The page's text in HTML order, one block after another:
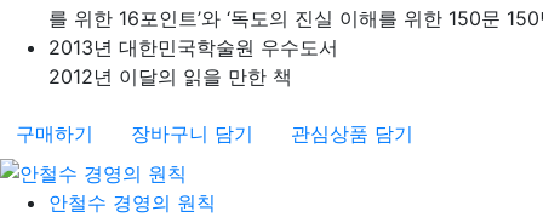
를 위한 16포인트’와 ‘독도의 진실 이해를 위한 150문 150
2013년 대한민국학술원 우수도서
2012년 이달의 읽을 만한 책
구매하기 장바구니 담기 관심상품 담기
안철수 경영의 원칙